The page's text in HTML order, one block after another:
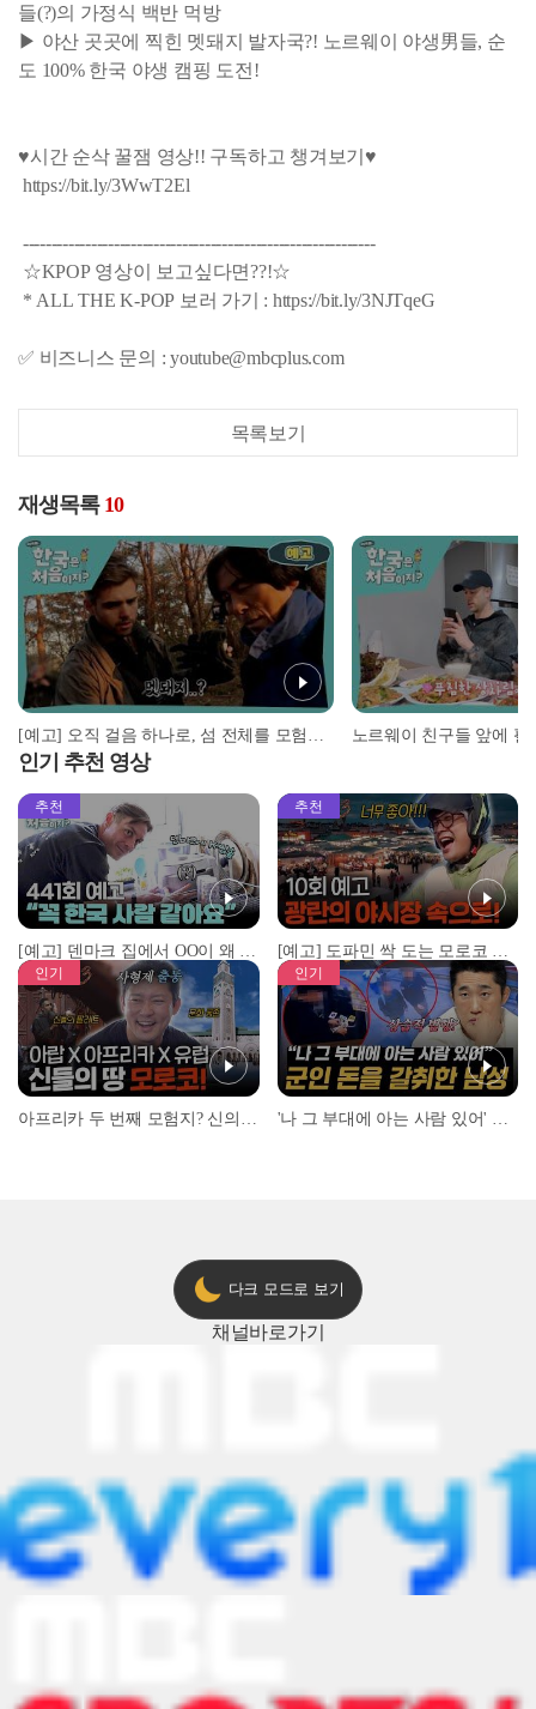
들(?)의 가정식 백반 먹방
▶ 야산 곳곳에 찍힌 멧돼지 발자국?! 노르웨이 야생男들, 순
도 100% 한국 야생 캠핑 도전!
♥시간 순삭 꿀잼 영상!! 구독하고 챙겨보기♥
https://bit.ly/3WwT2El
--------------------------------------------------------------
☆KPOP 영상이 보고싶다면??!☆
* ALL THE K-POP 보러 가기 : https://bit.ly/3NJTqeG
✅ 비즈니스 문의 : youtube@mbcplus.com
목록보기
재생목록 10
[예고] 오직 걸음 하나로, 섬 전체를 모험하다! 근데 이제 지친 제작진을 곁들인... l #어서와한국은처음이지 l #MBCevery1 l EP.382
인기 추천 영상
추천
[예고] 덴마크 집에서 OO이 왜 나와...? 이상할 정도로 한국을 사랑하는 우리 형을 제보합니다!
추천
[예고] 도파민 싹 도는 모로코 야시장 투어!
인기 인기
다크 모드로 보기
채널바로가기